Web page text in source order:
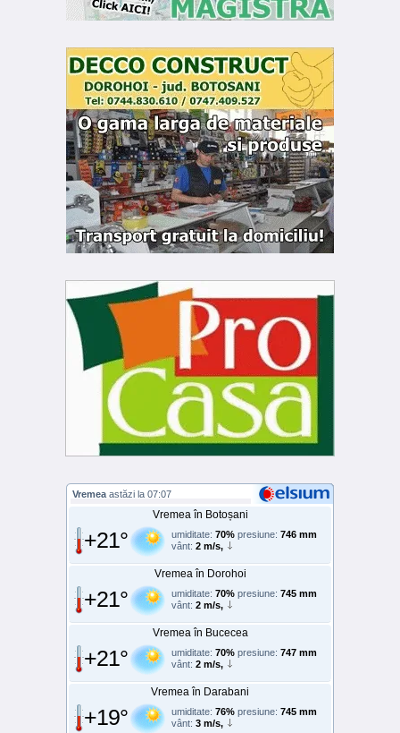
Vremea astăzi la 07:07
Vremea în Botoșani
+21° umiditate: 70% presiune: 746 mm
vânt: 2 m/s,
Vremea în Dorohoi
+21° umiditate: 70% presiune: 745 mm
vânt: 2 m/s,
Vremea în Bucecea
+21° umiditate: 70% presiune: 747 mm
vânt: 2 m/s,
Vremea în Darabani
+19° umiditate: 76% presiune: 745 mm
vânt: 3 m/s,